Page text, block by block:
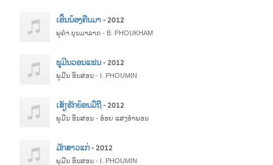
ເອີ້ນນ້ອງຄືນມາ- 2012
ພູຄຳ ບຸນມາລາດ - B. PHOUKHAM
ພູມີນວອນແຟນ- 2012
ພູມີນ ອິນສອນ - I. PHOUMIN
ເສັຽຮັກຍ້ອນມືຖື- 2012
ພູມີນ ອິນສອນ - ອ໋ອຍ ແສງອຳພອນ
ມັກສາວແກ່- 2012
ພູມີນ ອິນສອນ - I. PHOUMIN